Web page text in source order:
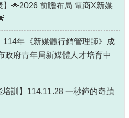
】🌟2026 前瞻布局 電商X新媒
114年《新媒體行銷管理師》成
政府青年局新媒體人才培育中
培訓】114.11.28 一秒鐘的奇蹟